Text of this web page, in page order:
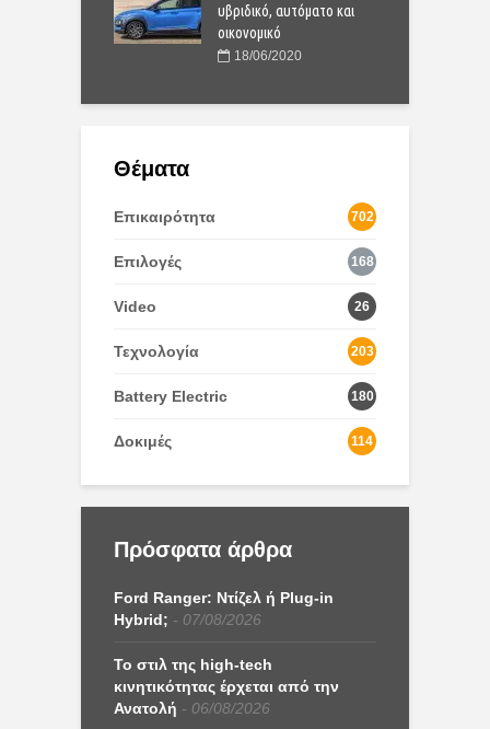
υβριδικό, αυτόματο και
οικονομικό
18/06/2020
Θέματα
Επικαιρότητα 702
Επιλογές 168
Video 26
Τεχνολογία 203
Battery Electric 180
Δοκιμές 114
Πρόσφατα άρθρα
Ford Ranger: Ντίζελ ή Plug-in
Hybrid;
07/08/2026
Το στιλ της high-tech
κινητικότητας έρχεται από την
Ανατολή
06/08/2026